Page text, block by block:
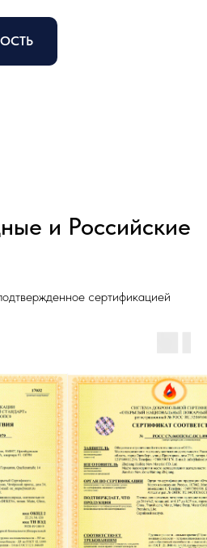
и Российские
сертификацией